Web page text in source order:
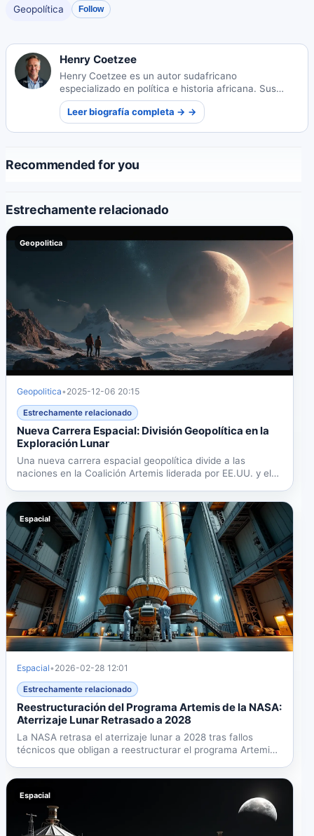
Geopolítica Follow
Henry Coetzee
Henry Coetzee es un autor sudafricano
especializado en política e historia africana. Sus
obras perspicaces exploran los complejos paisajes
sociopolíticos y las narrativas históricas del
continente.
Leer biografía completa → →
Recommended for you
Estrechamente relacionado
Geopolitica
Geopolitica• 2025-12-06 20:15
Estrechamente relacionado
Nueva Carrera Espacial: División Geopolítica en la
Exploración Lunar
Una nueva carrera espacial geopolítica divide a las
naciones en la Coalición Artemis liderada por EE.UU. y el
Espacial
Espacial• 2026-02-28 12:01
Estrechamente relacionado
Reestructuración del Programa Artemis de la NASA:
Aterrizaje Lunar Retrasado a 2028
La NASA retrasa el aterrizaje lunar a 2028 tras fallos
técnicos que obligan a reestructurar el programa Artemis.
Espacial